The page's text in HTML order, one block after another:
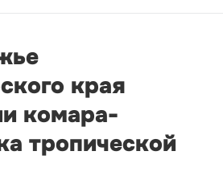
края
комара-
тропической